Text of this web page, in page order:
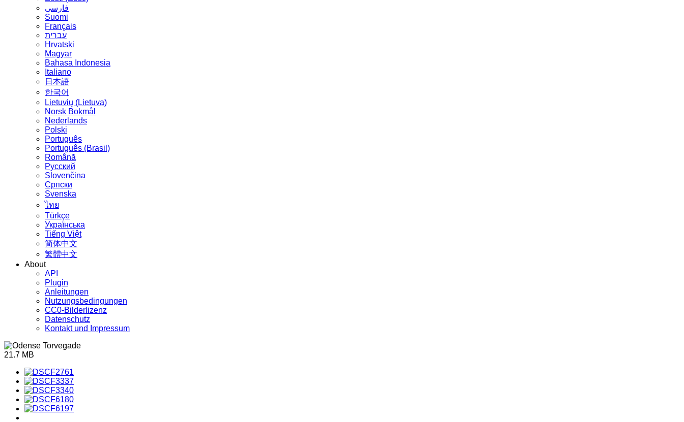
فارسی
Suomi
Français
עברית
Hrvatski
Magyar
Bahasa Indonesia
Italiano
日本語
한국어
Lietuvių (Lietuva)
‪Norsk Bokmål‬
Nederlands
Polski
Português
Português (Brasil)
Română
Русский
Slovenčina
Српски
Svenska
ไทย
Türkçe
Українська
Tiếng Việt
简体中文
繁體中文
About
API
Plugin
Anleitungen
Nutzungsbedingungen
CC0-Bilderlizenz
Datenschutz
Kontakt und Impressum
21.7 MB